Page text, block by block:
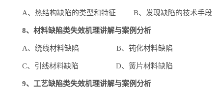
A、热结构缺陷的类型和特征 B、发现缺陷的技术手段
8、材料缺陷类失效机理讲解与案例分析
A、绕线材料缺陷 B、钝化材料缺陷
C、引线材料缺陷 D、簧片材料缺陷
9、工艺缺陷类失效机理讲解与案例分析